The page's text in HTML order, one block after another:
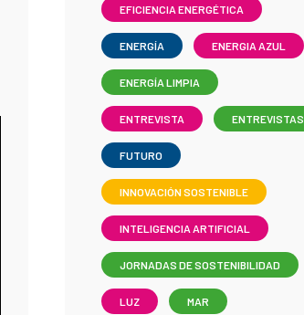
EFICIENCIA ENERGÉTICA
ENERGÍA ENERGIA AZUL
ENERGÍA LIMPIA
ENTREVISTA ENTREVISTAS
FUTURO
INNOVACIÓN SOSTENIBLE
INTELIGENCIA ARTIFICIAL
JORNADAS DE SOSTENIBILIDAD
LUZ MAR